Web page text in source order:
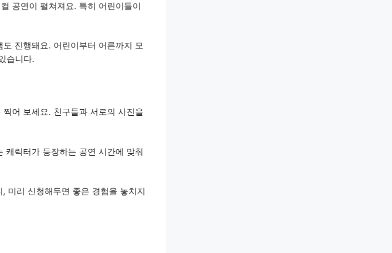
공연이 펼쳐져요. 특히 어린이들이
진행돼요. 어린이부터 어른까지 모
습니다.
어 보세요. 친구들과 서로의 사진을
캐릭터가 등장하는 공연 시간에 맞춰
미리 신청해두면 좋은 경험을 놓치지